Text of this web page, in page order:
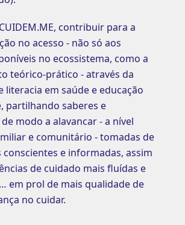
contribuir para a
no acesso - não só aos
no ecossistema, como a
teórico-prático - através da
literacia em saúde e educação
partilhando saberes e
modo a alavancar - a nível
e comunitário - tomadas de
conscientes e informadas, assim
de cuidado mais fluídas e
em prol de mais qualidade de
no cuidar.